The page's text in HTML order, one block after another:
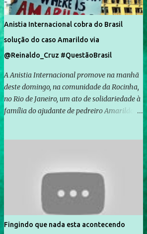
Anistia Internacional cobra do Brasil
solução do caso Amarildo via
@Reinaldo_Cruz #QuestãoBrasil
A Anistia Internacional promove na manhã
deste domingo, na comunidade da Rocinha,
no Rio de Janeiro, um ato de solidariedade à
família do ajudante de pedreiro Amarildo de
Rocinha. A assessora de Direitos Humanos
da Anistia Internacional, Renata Neder, disse
à Agência Brasil que ações e atividades de
mobilização são feitas normalmente pela
organização não governamental. As ações
de solidariedade são promovidas em apoio
Fingindo que nada esta acontecendo